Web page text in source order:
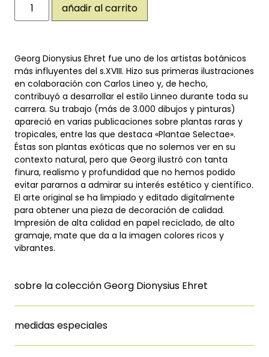
añadir al carrito
Georg Dionysius Ehret fue uno de los artistas botánicos
más influyentes del s.XVIII. Hizo sus primeras ilustraciones
en colaboración con Carlos Lineo y, de hecho,
contribuyó a desarrollar el estilo Linneo durante toda su
carrera. Su trabajo (más de 3.000 dibujos y pinturas)
apareció en varias publicaciones sobre plantas raras y
tropicales, entre las que destaca «Plantae Selectae».
Éstas son plantas exóticas que no solemos ver en su
contexto natural, pero que Georg ilustró con tanta
finura, realismo y profundidad que no hemos podido
evitar pararnos a admirar su interés estético y científico.
El arte original se ha limpiado y editado digitalmente
para obtener una pieza de decoración de calidad.
Impresión de alta calidad en papel reciclado, de alto
gramaje, mate que da a la imagen colores ricos y
vibrantes.
sobre la colección Georg Dionysius Ehret
medidas especiales